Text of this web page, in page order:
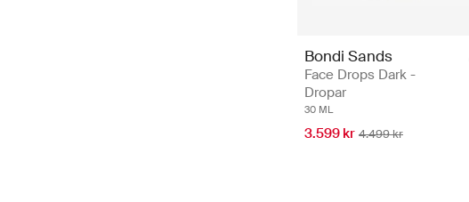
Bondi Sands
Face Drops Dark -
Dropar
30 ML
3.599 kr 4.499 kr